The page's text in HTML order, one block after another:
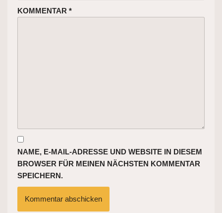
KOMMENTAR *
NAME, E-MAIL-ADRESSE UND WEBSITE IN DIESEM
BROWSER FÜR MEINEN NÄCHSTEN KOMMENTAR
SPEICHERN.